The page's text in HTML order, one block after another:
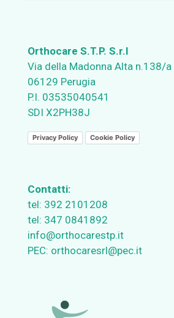
Orthocare S.T.P. S.r.l
Via della Madonna Alta n.138/a
06129 Perugia
P.I. 03535040541
SDI X2PH38J
Privacy Policy Cookie Policy
Contatti:
tel: 392 2101208
tel: 347 0841892
info@orthocarestp.it
PEC: orthocaresrl@pec.it